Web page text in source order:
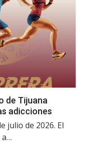
de Tijuana
adicciones
julio de 2026. El
a…